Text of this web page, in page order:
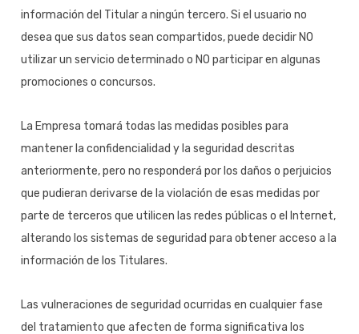
información del Titular a ningún tercero. Si el usuario no
desea que sus datos sean compartidos, puede decidir NO
utilizar un servicio determinado o NO participar en algunas
promociones o concursos.
La Empresa tomará todas las medidas posibles para
mantener la confidencialidad y la seguridad descritas
anteriormente, pero no responderá por los daños o perjuicios
que pudieran derivarse de la violación de esas medidas por
parte de terceros que utilicen las redes públicas o el Internet,
alterando los sistemas de seguridad para obtener acceso a la
información de los Titulares.
Las vulneraciones de seguridad ocurridas en cualquier fase
del tratamiento que afecten de forma significativa los